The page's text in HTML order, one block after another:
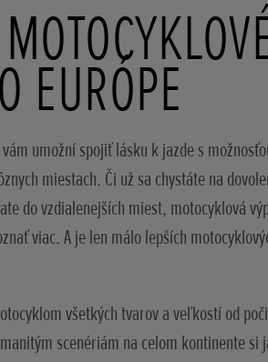
EURÓPE
umožní spojiť lásku k jazde s
miestach. Či už sa chystáte na
do vzdialenejších miest, motocyklová
viac. A je len málo lepších
všetkých tvarov a veľkostí od
scenériám na celom kontinente si